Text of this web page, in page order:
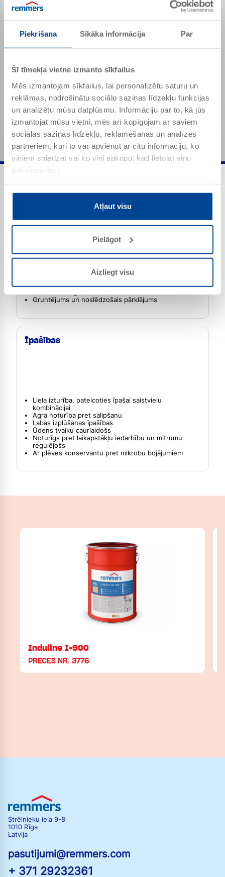
Piekrišana Sīkāka informācija Par
Šī tīmekļa vietne izmanto sīkfailus
Mēs izmantojam sīkfailus, lai personalizētu saturu un
reklāmas, nodrošinātu sociālo saziņas līdzekļu funkcijas
un analizētu mūsu datplūsmu. Informāciju par to, kā jūs
izmantojat mūsu vietni, mēs arī kopīgojam ar saviem
sociālās saziņas līdzekļu, reklamēšanas un analīzes
partneriem, kuri to var apvienot ar citu informāciju, ko
viņiem sniedzat vai ko viņi apkopo, kad lietojat viņu
pakalpojumus.
Atļaut visu
Pielāgot
Aizliegt visu
Blīvums apt. 1,05 g/cm³
Minētās vērtības ir produktam raksturīgās īpašības
un tās nav jāuztver kā saistošas produkta
specifikācijas.
Koksne āra apstākļos
Koksnes elementi, kas nesaglabā izmēru un
Gruntējums un noslēdzošais pārklājums
Īpašības
Liela izturība, pateicoties īpašai saistvielu
kombinācijai
Agra noturība pret salipšanu
Labas izplūšanas īpašības
Ūdens tvaiku caurlaidošs
Noturīgs pret laikapstākļu iedarbību un mitrumu
regulējošs
Ar plēves konservantu pret mikrobu bojājumiem
Induline I-900
PRECES NR. 3776
Strēlnieku iela 9-8
1010 Rīga
Latvija
pasutijumi@remmers.com
+ 371 29232361